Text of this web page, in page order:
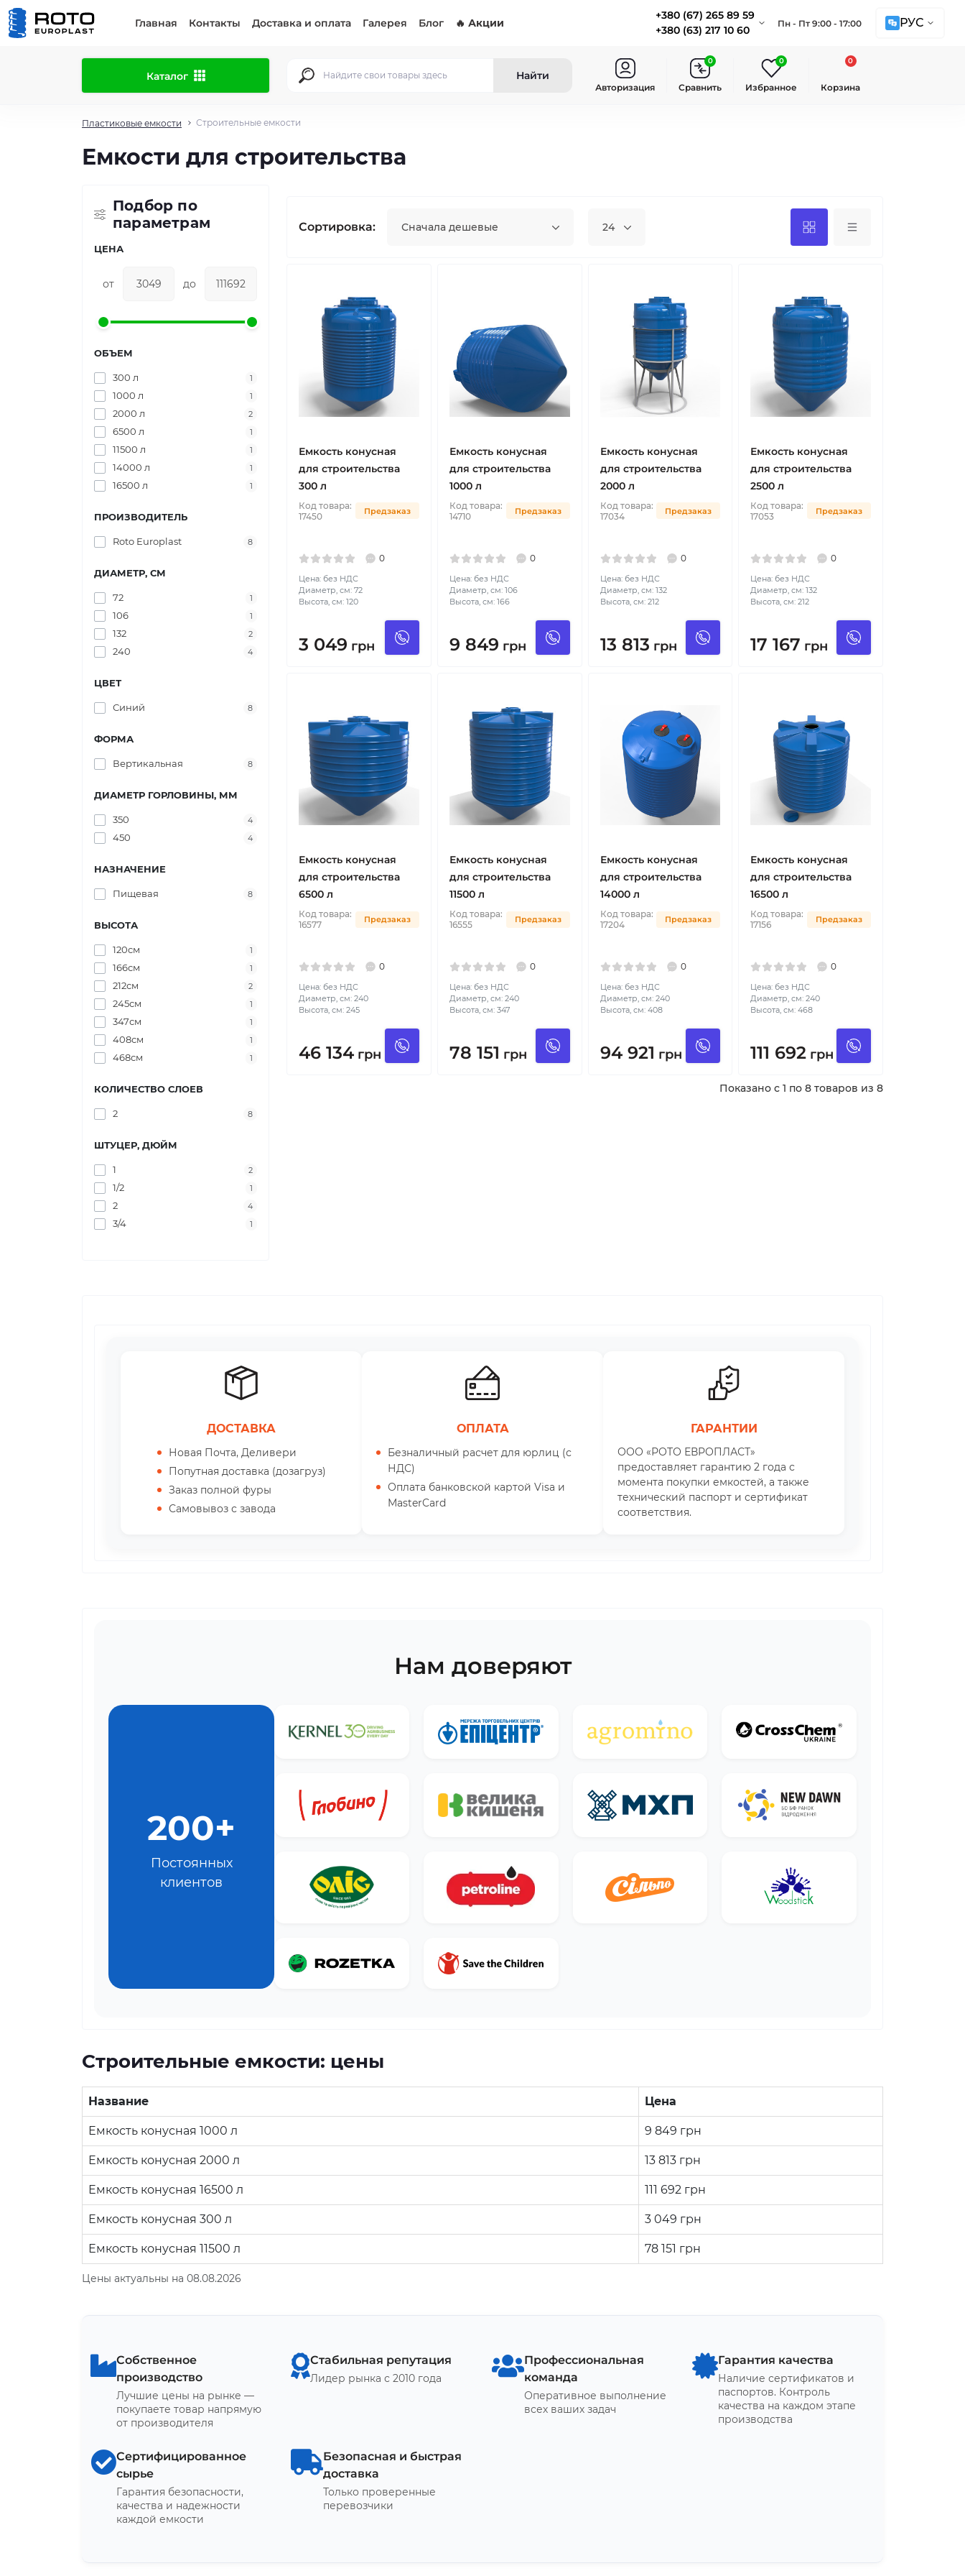
Главная Контакты Доставка и оплата Галерея Блог 🔥 Акции
+380 (67) 265 89 59
+380 (63) 217 10 60
Пн - Пт 9:00 - 17:00 РУС
Каталог Найти
Авторизация Сравнить
0
Избранное
0
Корзина
0
Пластиковые емкости Строительные емкости
Емкости для строительства
Подбор по
параметрам
ЦЕНА
от до
ОБЪЕМ
300 л 1
1000 л 1
2000 л 2
6500 л 1
11500 л 1
14000 л 1
16500 л 1
ПРОИЗВОДИТЕЛЬ
Roto Europlast 8
ДИАМЕТР, СМ
72 1
106 1
132 2
240 4
ЦВЕТ
Синий 8
ФОРМА
Вертикальная 8
ДИАМЕТР ГОРЛОВИНЫ, ММ
350 4
450 4
НАЗНАЧЕНИЕ
Пищевая 8
ВЫСОТА
120см 1
166см 1
212см 2
245см 1
347см 1
408см 1
468см 1
КОЛИЧЕСТВО СЛОЕВ
2 8
ШТУЦЕР, ДЮЙМ
1 2
1/2 1
2 4
3/4 1
Сортировка: Сначала дешевые 24
Емкость конусная
для строительства
300 л
Код товара:
17450
Предзаказ
0
Цена: без НДС
Диаметр, см: 72
Высота, см: 120
3 049 грн
Емкость конусная
для строительства
1000 л
Код товара:
14710
Предзаказ
0
Цена: без НДС
Диаметр, см: 106
Высота, см: 166
9 849 грн
Емкость конусная
для строительства
2000 л
Код товара:
17034
Предзаказ
0
Цена: без НДС
Диаметр, см: 132
Высота, см: 212
13 813 грн
Емкость конусная
для строительства
2500 л
Код товара:
17053
Предзаказ
0
Цена: без НДС
Диаметр, см: 132
Высота, см: 212
17 167 грн
Емкость конусная
для строительства
6500 л
Код товара:
16577
Предзаказ
0
Цена: без НДС
Диаметр, см: 240
Высота, см: 245
46 134 грн
Емкость конусная
для строительства
11500 л
Код товара:
16555
Предзаказ
0
Цена: без НДС
Диаметр, см: 240
Высота, см: 347
78 151 грн
Емкость конусная
для строительства
14000 л
Код товара:
17204
Предзаказ
0
Цена: без НДС
Диаметр, см: 240
Высота, см: 408
94 921 грн
Емкость конусная
для строительства
16500 л
Код товара:
17156
Предзаказ
0
Цена: без НДС
Диаметр, см: 240
Высота, см: 468
111 692 грн
Показано с 1 по 8 товаров из 8
ДОСТАВКА
Новая Почта, Деливери
Попутная доставка (дозагруз)
Заказ полной фуры
Самовывоз с завода
ОПЛАТА
Безналичный расчет для юрлиц (с
НДС)
Оплата банковской картой Visa и
MasterCard
ГАРАНТИИ
ООО «РОТО ЕВРОПЛАСТ»
предоставляет гарантию 2 года с
момента покупки емкостей, а также
технический паспорт и сертификат
соответствия.
Нам доверяют
200+
Постоянных
клиентов
Строительные емкости: цены
Название Цена
Емкость конусная 1000 л 9 849 грн
Емкость конусная 2000 л 13 813 грн
Емкость конусная 16500 л 111 692 грн
Емкость конусная 300 л 3 049 грн
Емкость конусная 11500 л 78 151 грн
Цены актуальны на 08.08.2026
Собственное
производство
Лучшие цены на рынке —
покупаете товар напрямую
от производителя
Стабильная репутация
Лидер рынка с 2010 года
Профессиональная
команда
Оперативное выполнение
всех ваших задач
Гарантия качества
Наличие сертификатов и
паспортов. Контроль
качества на каждом этапе
производства
Сертифицированное
сырье
Гарантия безопасности,
качества и надежности
каждой емкости
Безопасная и быстрая
доставка
Только проверенные
перевозчики